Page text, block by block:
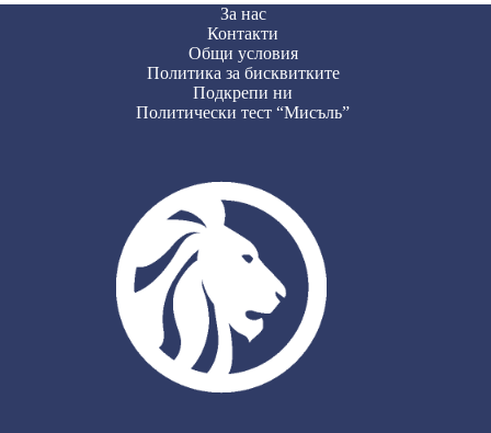
За нас
Контакти
Общи условия
Политика за бисквитките
Подкрепи ни
Политически тест “Мисъль”